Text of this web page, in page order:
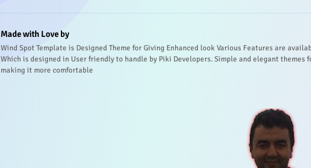
Made with Love by
Wind Spot Template is Designed Theme for Giving Enhanced look Various Features are
Which is designed in User friendly to handle by Piki Developers. Simple and elegant themes
making it more comfortable